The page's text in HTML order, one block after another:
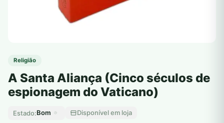
Religião
A Santa Aliança (Cinco séculos de
espionagem do Vaticano)
Estado:Bom Disponível em loja